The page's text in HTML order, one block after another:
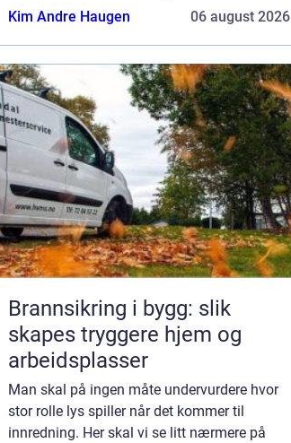
nøkkelelement, når man skal lage den
Kim Andre Haugen 06 august 2026
Brannsikring i bygg: slik
skapes tryggere hjem og
arbeidsplasser
Man skal på ingen måte undervurdere hvor
stor rolle lys spiller når det kommer til
innredning. Her skal vi se litt nærmere på